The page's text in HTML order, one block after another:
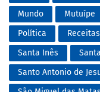
Mundo
Mutuípe
Política
Receitas
Santa Inês
Santo Antonio de